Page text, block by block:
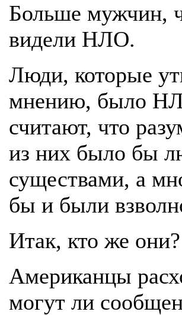
Больше мужчин,
видели НЛО.
Люди, которые
мнению, было
считают, что
из них было бы
существами, а
бы и были
Итак, кто же они?
Американцы
могут ли